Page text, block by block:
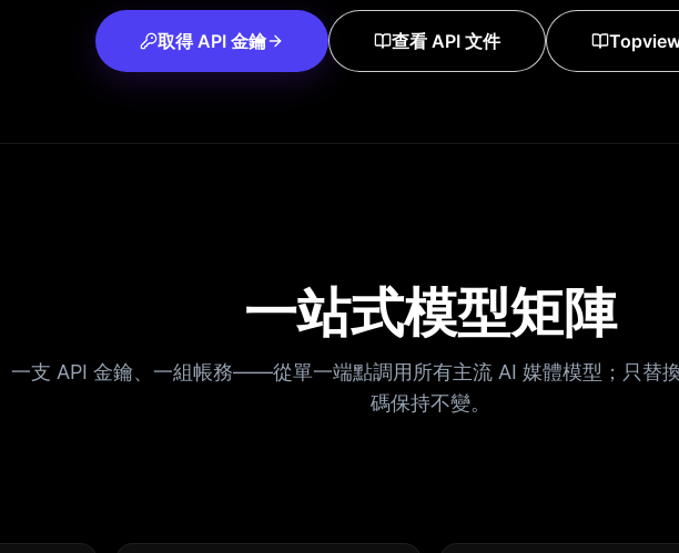
取得 API 金鑰 查看 API 文件
一站式模型矩陣
一支 API 金鑰、一組帳務——從單一端點調用所有主流 AI 媒體模型；只替
碼保持不變。